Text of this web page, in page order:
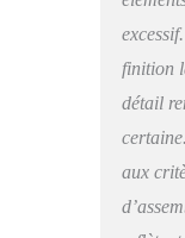
finition
détail
aux